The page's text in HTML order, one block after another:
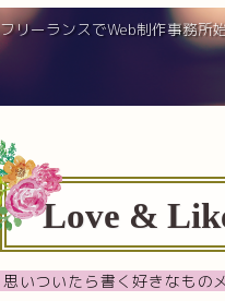
フリーランスでWeb制作事務所
Love &
思いついたら書く好きなもの